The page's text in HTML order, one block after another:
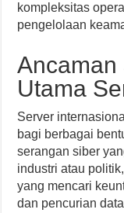
kompleksitas
pengelolaan
Ancaman
Utama
Server
bagi berbagai
serangan siber
industri atau
yang mencari
dan pencurian